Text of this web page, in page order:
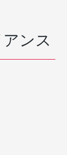
ンス